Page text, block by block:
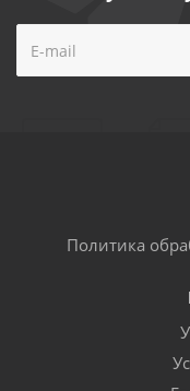
Политика